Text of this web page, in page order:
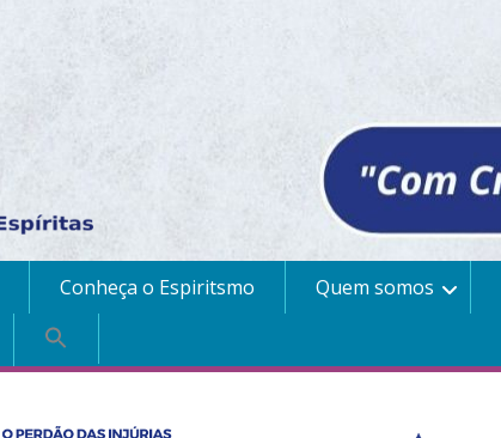
Conheça o Espiritsmo Quem somos